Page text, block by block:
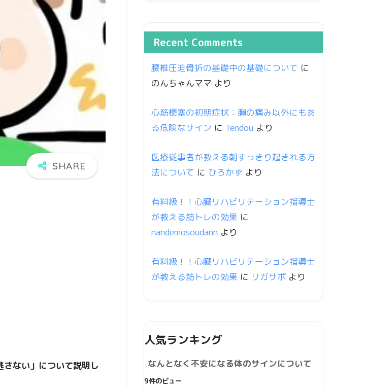
ない」について説明し
Recent Comments
腰椎圧迫骨折の基礎中の基礎について に
のんちゃんママ より
心筋梗塞の初期症状：胸の痛み以外にもあ
る危険なサイン に Tendou より
医療従事者が教える朝すっきり起きれる方
法について に ひろかず より
有料級！！心臓リハビリテーション指導士
が教える筋トレの効果 に
nandemosoudann より
有料級！！心臓リハビリテーション指導士
が教える筋トレの効果 に リガサポ より
人気ランキング
なんとなく不安になる体のサインについて
9件のビュー